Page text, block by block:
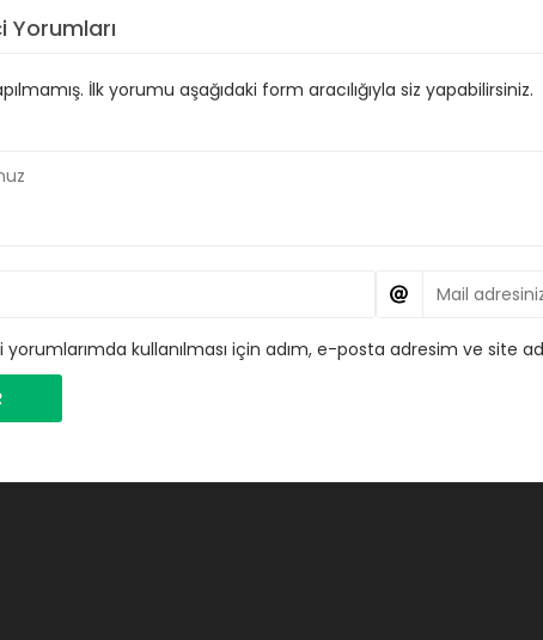
Yorumları
İlk yorumu aşağıdaki form aracılığıyla siz yapabilirsiniz.
yorumlarımda kullanılması için adım, e-posta adresim ve site